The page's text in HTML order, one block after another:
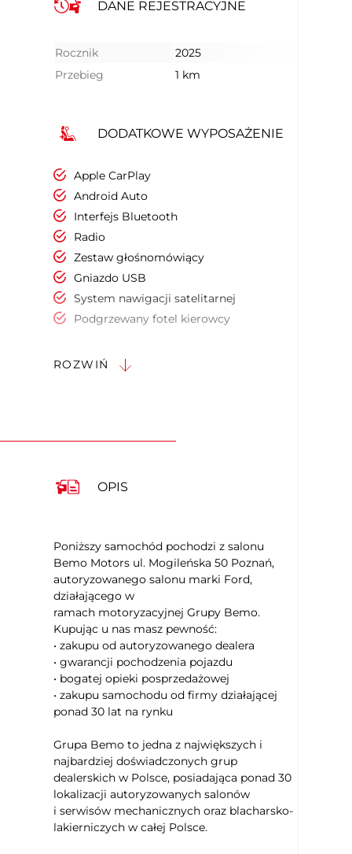
DANE REJESTRACYJNE
Rocznik
2025
Przebieg
1 km
DODATKOWE WYPOSAŻENIE
Apple CarPlay
Android Auto
Interfejs Bluetooth
Radio
Zestaw głośnomówiący
Gniazdo USB
System nawigacji satelitarnej
Podgrzewany fotel kierowcy
Podłokietniki - przód
Dźwignia zmiany biegów wykończona
Keyless Go
Czujnik deszczu
Elektryczne szyby tylne
Przyciemniane tylne szyby
Park Assistant - asystent parkowania
Kamera parkowania tył
Lusterka boczne ustawiane elektrycznie
Podgrzewane lusterka boczne
Lusterka boczne składane elektrycznie
Asystent (czujnik) martwego pola
Aktywny asystent zmiany pasa ruchu
Lane assist - kontrola zmiany pasa ruchu
Ogranicznik prędkości
Wspomaganie ruszania pod górę- Hill
Holder
System rozpoznawania znaków
drogowych
ROZWIŃ
OPIS
Poniższy samochód pochodzi z salonu
Bemo Motors ul. Mogileńska 50 Poznań,
autoryzowanego salonu marki Ford,
działającego w
ramach motoryzacyjnej Grupy Bemo.
Kupując u nas masz pewność:
• zakupu od autoryzowanego dealera
• gwarancji pochodzenia pojazdu
• bogatej opieki posprzedażowej
• zakupu samochodu od firmy działającej
ponad 30 lat na rynku
Grupa Bemo to jedna z największych i
najbardziej doświadczonych grup
dealerskich w Polsce, posiadająca ponad 30
lokalizacji autoryzowanych salonów
i serwisów mechanicznych oraz blacharsko-
lakierniczych w całej Polsce.